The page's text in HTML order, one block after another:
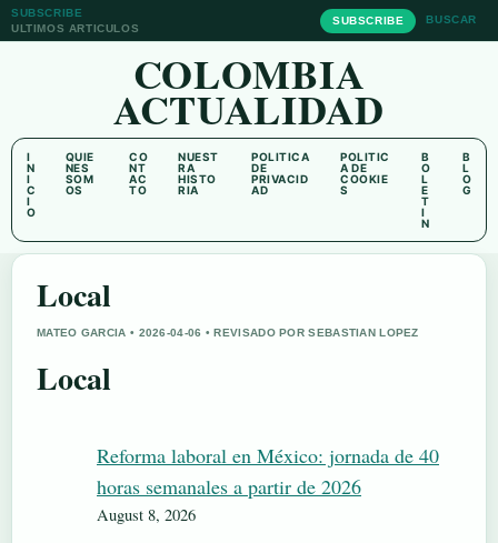
SUBSCRIBE
ULTIMOS ARTICULOS
SUBSCRIBE BUSCAR
COLOMBIA
ACTUALIDAD
I
N
I
C
I
O
QUIE
NES
SOM
OS
CO
NT
AC
TO
NUEST
RA
HISTO
RIA
POLITICA
DE
PRIVACID
AD
POLITIC
A DE
COOKIE
S
B
O
L
E
T
I
N
B
L
O
G
Local
MATEO GARCIA • 2026-04-06 • REVISADO POR SEBASTIAN LOPEZ
Local
Reforma laboral en México: jornada de 40
horas semanales a partir de 2026
August 8, 2026